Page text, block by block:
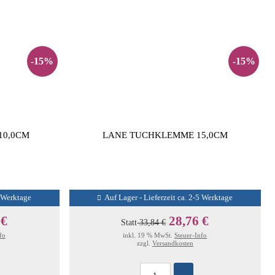
-15% -15%
LANE TUCHKLEMME 15,0CM
Auf Lager - Lieferzeit ca. 2-5 Werktage
Statt33,84 € 28,76 €
inkl. 19 % MwSt.Steuer-Info
zzgl. Versandkosten